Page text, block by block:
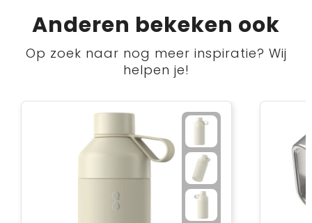
Anderen bekeken ook
Op zoek naar nog meer inspiratie? Wij
helpen je!